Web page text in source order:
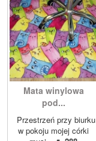
Mata winylowa
pod...
Przestrzeń przy biurku
w pokoju mojej córki